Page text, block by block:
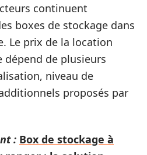
continuent
boxes de stockage dans
Le prix de la location
dépend de plusieurs
niveau de
proposés par
: Box de stockage à